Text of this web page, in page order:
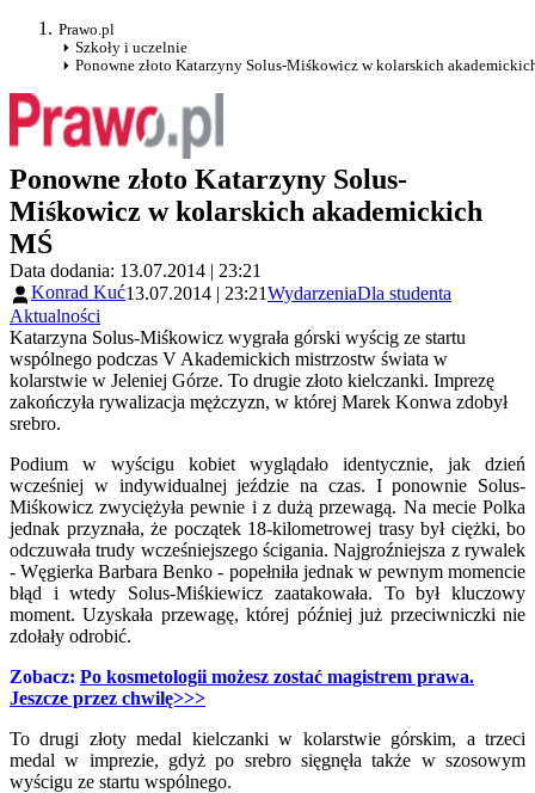
Prawo.pl
Szkoły i uczelnie
Ponowne złoto Katarzyny Solus-Miśkowicz w kolarskich
Ponowne złoto Katarzyny Solus-
Miśkowicz w kolarskich akademickich
MŚ
Data dodania: 13.07.2014 | 23:21
Konrad Kuć13.07.2014 | 23:21WydarzeniaDla studenta
Aktualności
Katarzyna Solus-Miśkowicz wygrała górski wyścig ze startu
wspólnego podczas V Akademickich mistrzostw świata w
kolarstwie w Jeleniej Górze. To drugie złoto kielczanki. Imprezę
zakończyła rywalizacja mężczyzn, w której Marek Konwa zdobył
srebro.
Podium w wyścigu kobiet wyglądało identycznie, jak dzień
wcześniej w indywidualnej jeździe na czas. I ponownie Solus-
Miśkowicz zwyciężyła pewnie i z dużą przewagą. Na mecie Polka
jednak przyznała, że początek 18-kilometrowej trasy był ciężki, bo
odczuwała trudy wcześniejszego ścigania. Najgroźniejsza z rywalek
- Węgierka Barbara Benko - popełniła jednak w pewnym momencie
błąd i wtedy Solus-Miśkiewicz zaatakowała. To był kluczowy
moment. Uzyskała przewagę, której później już przeciwniczki nie
zdołały odrobić.
Zobacz: Po kosmetologii możesz zostać magistrem prawa.
Jeszcze przez chwilę>>>
To drugi złoty medal kielczanki w kolarstwie górskim, a trzeci
medal w imprezie, gdyż po srebro sięgnęła także w szosowym
wyścigu ze startu wspólnego.